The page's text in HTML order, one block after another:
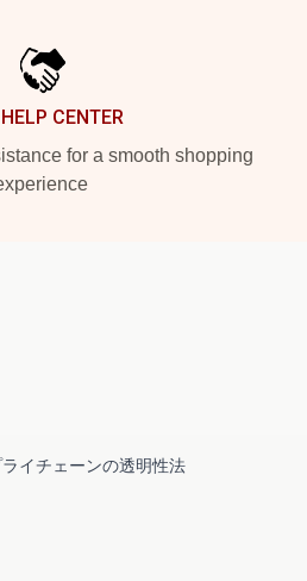
CENTER
for a smooth shopping
イチェーンの透明性法